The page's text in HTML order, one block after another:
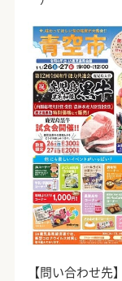
【問い合わせ